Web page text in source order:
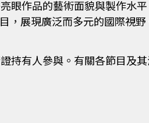
眼作品的藝術面貌與製作水
，展現廣泛而多元的國際視野
持有人參與。有關各節目及